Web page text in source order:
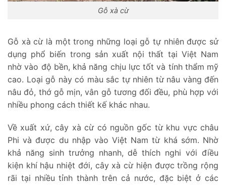
Gỗ xà cừ
Gỗ xà cừ là một trong những loại gỗ tự nhiên được sử
dụng phổ biến trong sản xuất nội thất tại Việt Nam
nhờ vào độ bền, khả năng chịu lực tốt và tính thẩm mỹ
cao. Loại gỗ này có màu sắc tự nhiên từ nâu vàng đến
nâu đỏ, thớ gỗ mịn, vân gỗ tương đối đều, phù hợp với
nhiều phong cách thiết kế khác nhau.
Về xuất xứ, cây xà cừ có nguồn gốc từ khu vực châu
Phi và được du nhập vào Việt Nam từ khá sớm. Nhờ
khả năng sinh trưởng nhanh, dễ thích nghi với điều
kiện khí hậu nhiệt đới, cây xà cừ hiện được trồng rộng
rãi tại nhiều tỉnh thành trên cả nước, đặc biệt ở các